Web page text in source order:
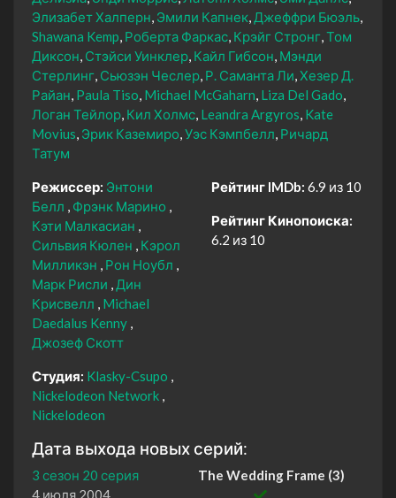
Элизабет Халперн Эмили Капнек Джеффри Бюэль
Shawana Kemp Роберта Фаркас Крэйг Стронг Том
Диксон Стэйси Уинклер Кайл Гибсон Мэнди
Стерлинг Сьюзэн Чеслер Р. Саманта Ли Хезер Д.
Райан Paula Tiso Michael McGaharn Liza Del Gado
Логан Тейлор Кил Холмс Leandra Argyros Kate
Movius Эрик Каземиро Уэс Кэмпбелл Ричард
Татум
Режиссер: Энтони
Белл
Фрэнк Марино
Кэти Малкасиан
Сильвия Кюлен
Кэрол
Милликэн
Рон Ноубл
Марк Рисли
Дин
Крисвелл
Michael
Daedalus Kenny
Джозеф Скотт
Студия: Klasky-Csupo
Nickelodeon Network
Nickelodeon
Рейтинг IMDb: 6.9 из 10
Рейтинг Кинопоиска:
6.2 из 10
Дата выхода новых серий:
3 сезон 20 серия
The Wedding Frame (3)
4 июля 2004